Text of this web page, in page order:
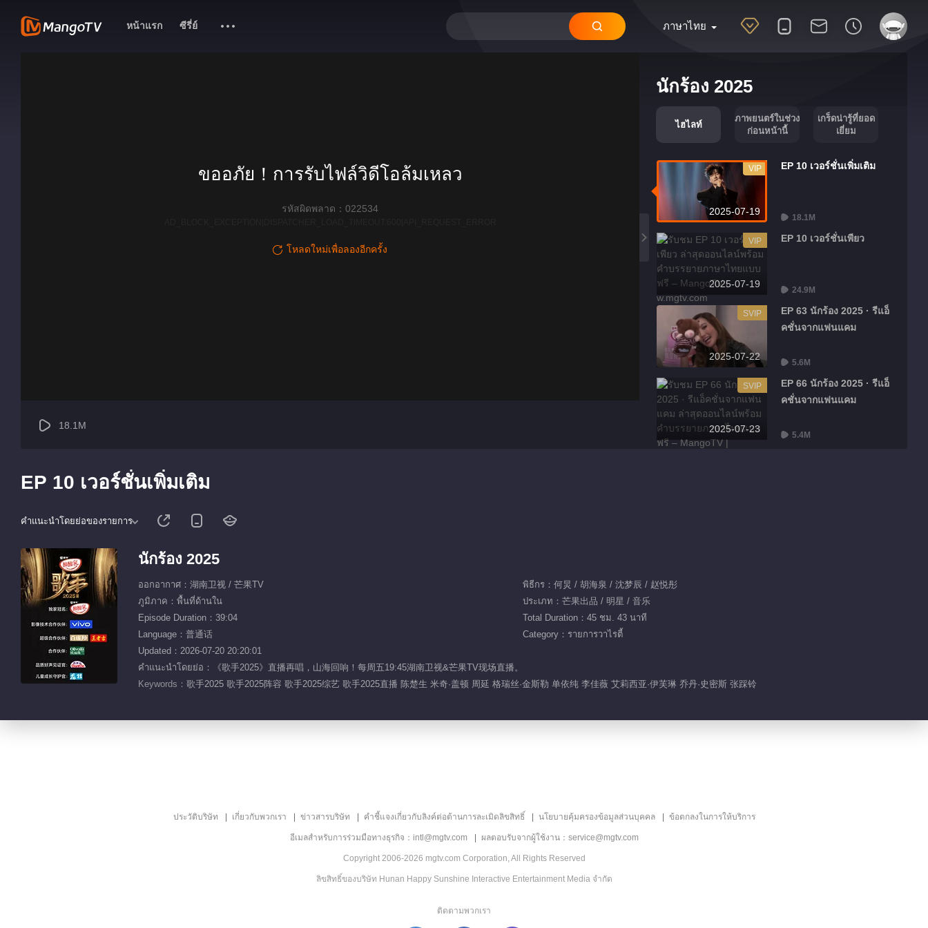
ภาษาไทย
หน้าแรก ซีรี่ย์
นักร้อง 2025
ไฮไลท์
ภาพยนตร์ในช่วง
ก่อนหน้านี้
เกร็ดน่ารู้ที่ยอด
เยี่ยม
2025-07-19
VIP EP 10 เวอร์ชั่นเพิ่มเติม
18.1M
2025-07-19
VIP EP 10 เวอร์ชั่นเพียว
24.9M
2025-07-22
SVIP
EP 63 นักร้อง 2025 · รีแอ็
คชั่นจากแฟนแคม
5.6M
2025-07-23
SVIP
EP 66 นักร้อง 2025 · รีแอ็
คชั่นจากแฟนแคม
5.4M
ขออภัย！การรับไฟล์วิดีโอล้มเหลว
รหัสผิดพลาด：022534
โหลดใหม่เพื่อลองอีกครั้ง
18.1M
EP 10 เวอร์ชั่นเพิ่มเติม
คำแนะนำโดยย่อของรายการ
นักร้อง 2025
ออกอากาศ：湖南卫视 / 芒果TV
พิธีกร：何炅 / 胡海泉 / 沈梦辰 / 赵悦彤
ภูมิภาค：พื้นที่ด้านใน
ประเภท：芒果出品 / 明星 / 音乐
Episode Duration：39:04
Total Duration：45 ชม. 43 นาที
Language：普通话
Category：รายการวาไรตี้
Updated：2026-07-20 20:20:01
คำแนะนำโดยย่อ：《歌手2025》直播再唱，山海回响！每周五19:45湖南卫视&芒果TV现场直播。
Keywords： 歌手2025 歌手2025阵容 歌手2025综艺 歌手2025直播 陈楚生 米奇·盖顿 周延 格瑞丝·金斯勒 单依纯 李佳薇 艾莉西亚·伊芙琳 乔丹·史密斯 张踩铃
ประวัติบริษัท เกี่ยวกับพวกเรา ข่าวสารบริษัท คำชี้แจงเกี่ยวกับลิงค์ต่อต้านการละเมิดลิขสิทธิ์ นโยบายคุ้มครองข้อมูลส่วนบุคคล ข้อตกลงในการให้บริการ
อีเมลสำหรับการร่วมมือทางธุรกิจ：intl@mgtv.com ผลตอบรับจากผู้ใช้งาน：service@mgtv.com
Copyright 2006-2026 mgtv.com Corporation, All Rights Reserved
ลิขสิทธิ์ของบริษัท Hunan Happy Sunshine Interactive Entertainment Media จำกัด
ติดตามพวกเรา